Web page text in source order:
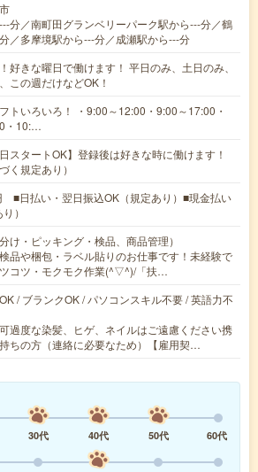
分／南町田グランベリーパーク駅から---分／鶴
／多摩境駅から---分／成瀬駅から---分
好きな曜日で働けます！ 平日のみ、土日のみ、
この週だけなどOK！
トいろいろ！ ・9:00～12:00・9:00～17:00・
・10:…
スタートOK】登録後は好きな時に働けます！
く規定あり）
■日払い・翌日振込OK（規定あり）■現金払い
）
け・ピッキング・検品、商品管理）
品や梱包・ラベル貼りのお仕事です！未経験で
コツ・モクモク作業(^▽^)/「扶…
/ ブランクOK / パソコンスキル不要 / 英語力不
過度な染髪、ヒゲ、ネイルはご遠慮ください携
ちの方（連絡に必要なため）【雇用契…
30代 40代 50代
60代